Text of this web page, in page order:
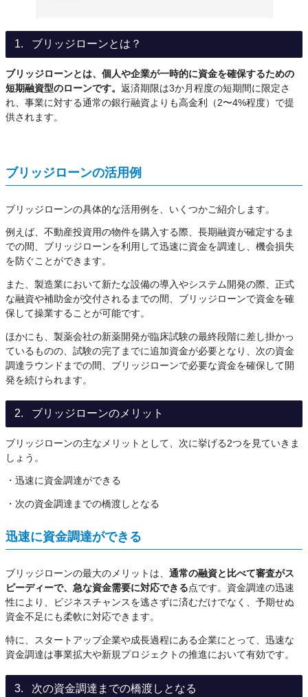
ブリッジローンとは？
ブリッジローンとは、個人や企業が一時的に資金を確保するための
短期融資型のローンです。 返済期限は3か月程度の短期間に限定さ
れ、事業に対する通常の銀行融資よりも高金利（2〜4%程度）で提
供されます。
ブリッジローンの活用例
ブリッジローンの具体的な活用例を、いくつかご紹介します。
例えば、不動産投資用の物件を購入する際、長期融資が確定するま
での間、ブリッジローンを利用して迅速に資金を調達し、機会損失
を防ぐことができます。
また、製造業において新たな設備の導入やシステム開発の際、正式
な融資や補助金が交付されるまでの間、ブリッジローンで資金を確
保して操業することが可能です。
ほかにも、製薬会社の新薬開発が臨床試験の最終段階に差し掛かっ
ているものの、試験の完了までに追加資金が必要となり、次の資金
調達ラウンドまでの間、ブリッジローンで必要な資金を確保して開
発を続けられます。
ブリッジローンのメリット
ブリッジローンの主なメリットとして、次に挙げる2つを見ていきま
しょう。
・迅速に資金調達ができる
・次の資金調達までの橋渡しとなる
迅速に資金調達ができる
ブリッジローンの最大のメリットは、 通常の融資と比べて審査がス
ピーディーで、急な資金需要に対応できる点です。資金調達の迅速
性により、ビジネスチャンスを逃さずに済むだけでなく、予期せぬ
資金不足にも柔軟に対応できます。
特に、スタートアップ企業や成長過程にある企業にとって、迅速な
資金調達は事業拡大や新規プロジェクトの推進において有効です。
次の資金調達までの橋渡しとなる